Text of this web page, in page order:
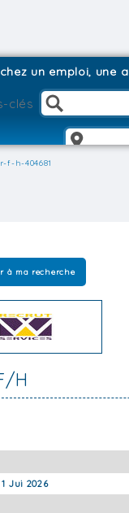
un emploi, une
f-h-404681
à ma recherche
H
1 Jui 2026